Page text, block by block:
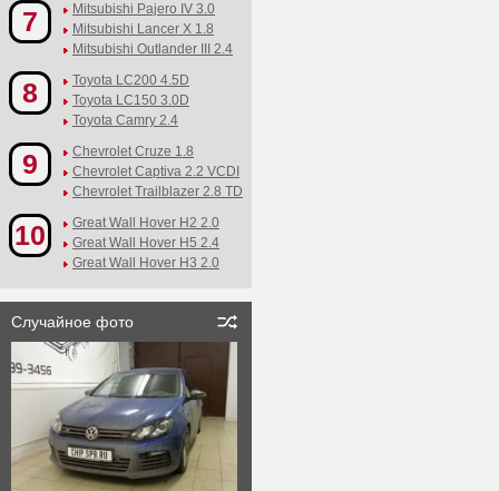
7
Mitsubishi Pajero IV 3.0
Mitsubishi Lancer X 1.8
Mitsubishi Outlander III 2.4
8
Toyota LC200 4.5D
Toyota LC150 3.0D
Toyota Camry 2.4
9
Chevrolet Cruze 1.8
Chevrolet Captiva 2.2 VCDI
Chevrolet Trailblazer 2.8 TD
10
Great Wall Hover H2 2.0
Great Wall Hover H5 2.4
Great Wall Hover H3 2.0
Случайное фото